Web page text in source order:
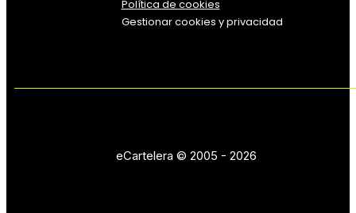
Política de cookies
Gestionar cookies y privacidad
eCartelera © 2005 - 2026